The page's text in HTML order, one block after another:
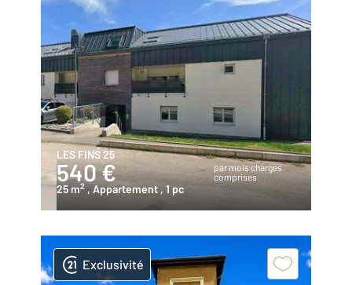
LES FINS 25
540 €
par mois charges
comprises
25 m2 , Appartement , 1 pc
Exclusivité